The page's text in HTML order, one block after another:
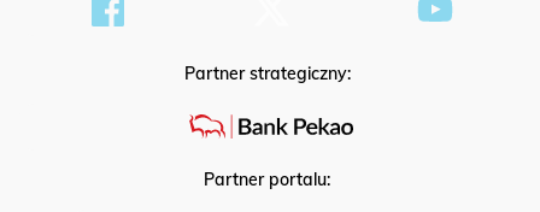
Partner strategiczny:
Partner portalu: